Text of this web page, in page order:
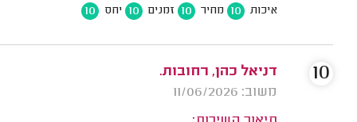
איכות 10 מחיר 10 זמנים 10 יחס 10
דניאל כהן, רחובות.
משוב: 11/06/2026
10